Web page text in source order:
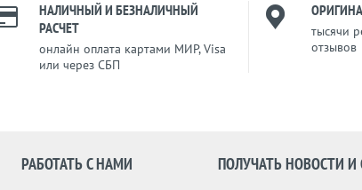
НАЛИЧНЫЙ И БЕЗНАЛИЧНЫЙ
РАСЧЕТ
онлайн оплата картами МИР, Visa
или через СБП
тысячи
отзывов
ПОЛУЧАТЬ НОВОСТИ И
РАБОТАТЬ С НАМИ